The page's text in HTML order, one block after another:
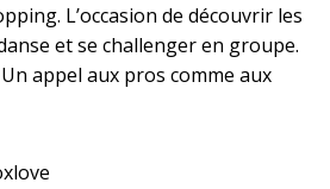
L’occasion de découvrir les
et se challenger en groupe.
appel aux pros comme aux